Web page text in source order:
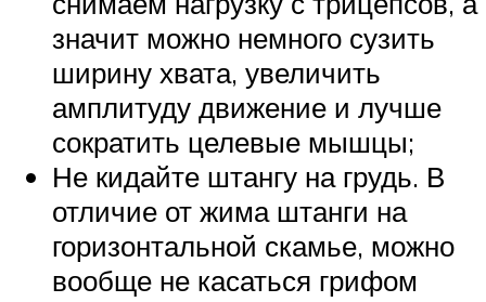
значит можно немного сузить
ширину хвата, увеличить
амплитуду движение и лучше
сократить целевые мышцы;
Не кидайте штангу на грудь. В
отличие от жима штанги на
горизонтальной скамье, можно
вообще не касаться грифом